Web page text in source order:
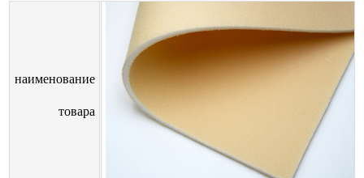
наименование
товара